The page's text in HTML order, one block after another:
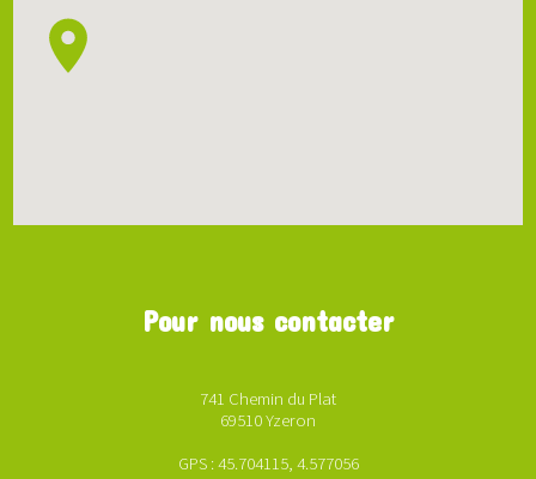
Pour nous contacter
741 Chemin du Plat
69510 Yzeron
GPS : 45.704115, 4.577056